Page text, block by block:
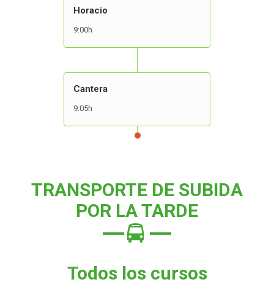
Horacio
9:00h
Cantera
9:05h
TRANSPORTE DE SUBIDA
POR LA TARDE
Todos los cursos